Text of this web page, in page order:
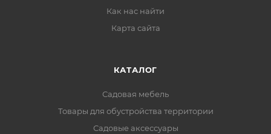
Как нас найти
Карта сайта
КАТАЛОГ
Садовая мебель
Товары для обустройства территории
Садовые аксессуары